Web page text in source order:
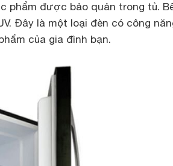
phẩm được bảo quản trong tủ.
Đây là một loại đèn có công
của gia đình bạn.